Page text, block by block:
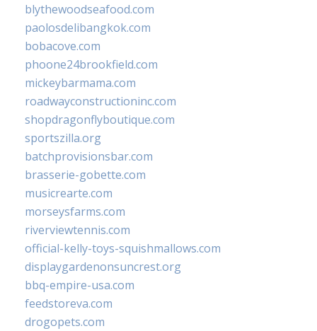
blythewoodseafood.com
paolosdelibangkok.com
bobacove.com
phoone24brookfield.com
mickeybarmama.com
roadwayconstructioninc.com
shopdragonflyboutique.com
sportszilla.org
batchprovisionsbar.com
brasserie-gobette.com
musicrearte.com
morseysfarms.com
riverviewtennis.com
official-kelly-toys-squishmallows.com
displaygardenonsuncrest.org
bbq-empire-usa.com
feedstoreva.com
drogopets.com